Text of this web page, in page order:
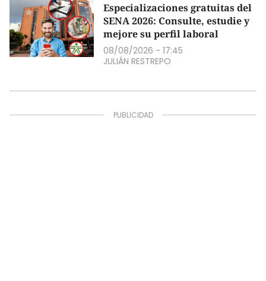
Especializaciones gratuitas del
SENA 2026: Consulte, estudie y
mejore su perfil laboral
08/08/2026 - 17:45
JULIÁN RESTREPO